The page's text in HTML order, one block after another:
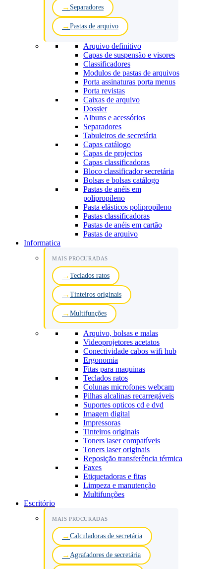
Separadores
Pastas de arquivo
Arquivo definitivo
Capas de suspensão e visores
Classificadores
Modulos de pastas de arquivos
Porta assinaturas porta menus
Porta revistas
Caixas de arquivo
Dossier
Albuns e acessórios
Separadores
Tabuleiros de secretária
Capas catálogo
Capas de projectos
Capas classificadoras
Bloco classificador secretária
Bolsas e bolsas catálogo
Pastas de anéis em
polipropileno
Pasta elásticos polipropileno
Pastas classificadoras
Pastas de anéis em cartão
Pastas de arquivo
Informatica
MAIS PROCURADAS
Teclados ratos
Tinteiros originais
Multifunções
Arquivo, bolsas e malas
Videoprojetores acetatos
Conectividade cabos wifi hub
Ergonomia
Fitas para maquinas
Teclados ratos
Colunas microfones webcam
Pilhas alcalinas recarregáveis
Suportes opticos cd e dvd
Imagem digital
Impressoras
Tinteiros originais
Toners laser compatíveis
Toners laser originais
Reposição transferência térmica
Faxes
Etiquetadoras e fitas
Limpeza e manutenção
Multifunções
Escritório
MAIS PROCURADAS
Calculadoras de secretária
Agrafadores de secretária